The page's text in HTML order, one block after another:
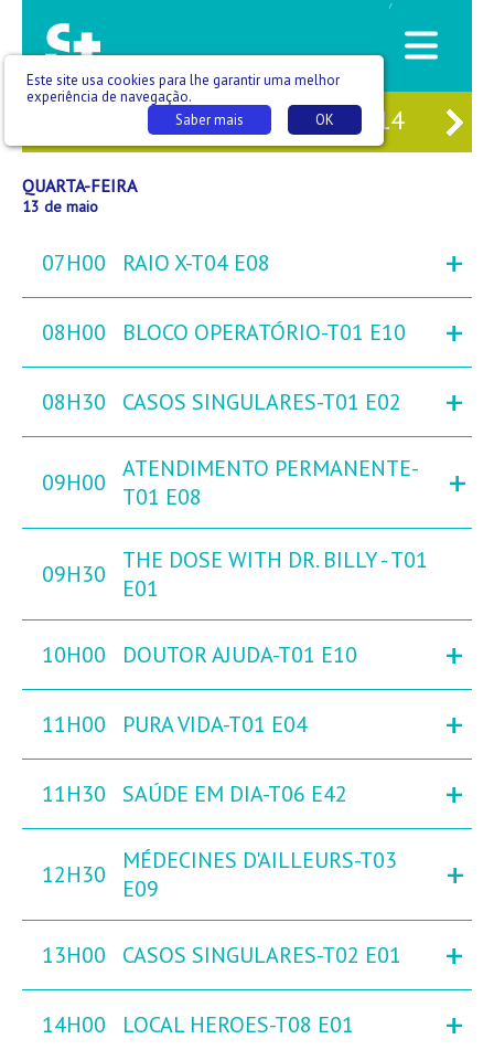
/
12 QUA 13 QUI 14
QUARTA-FEIRA
13 de maio
07H00 RAIO X-T04 E08 +
08H00 BLOCO OPERATÓRIO-T01 E10 +
08H30 CASOS SINGULARES-T01 E02 +
09H00
ATENDIMENTO PERMANENTE-
T01 E08
+
09H30
THE DOSE WITH DR. BILLY - T01
E01
10H00 DOUTOR AJUDA-T01 E10 +
11H00 PURA VIDA-T01 E04 +
11H30 SAÚDE EM DIA-T06 E42 +
12H30
MÉDECINES D'AILLEURS-T03
E09
+
13H00 CASOS SINGULARES-T02 E01 +
14H00 LOCAL HEROES-T08 E01 +
Este site usa cookies para lhe garantir uma melhor
experiência de navegação.
OK
Saber mais